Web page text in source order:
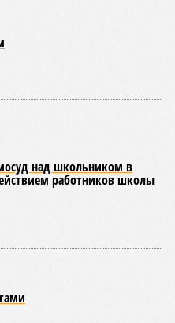
над школьником в
работников школы